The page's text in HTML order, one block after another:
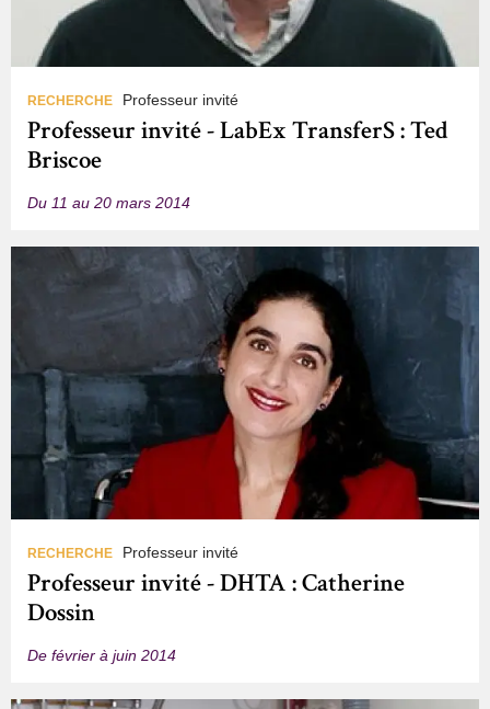
RECHERCHE Professeur invité
Professeur invité - LabEx TransferS : Ted
Briscoe
Du 11 au 20 mars 2014
RECHERCHE Professeur invité
Professeur invité - DHTA : Catherine
Dossin
De février à juin 2014